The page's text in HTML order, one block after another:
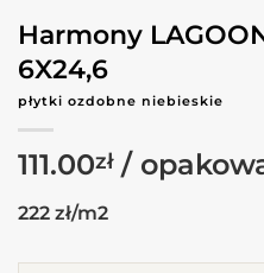
Harmony
6X24,6
płytki ozdobne niebieskie
111.00zł
222 zł/m2